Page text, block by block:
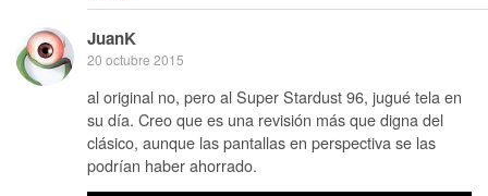
JuanK
20 octubre 2015
al original no, pero al Super Stardust 96, jugué tela en
su día. Creo que es una revisión más que digna del
clásico, aunque las pantallas en perspectiva se las
podrían haber ahorrado.